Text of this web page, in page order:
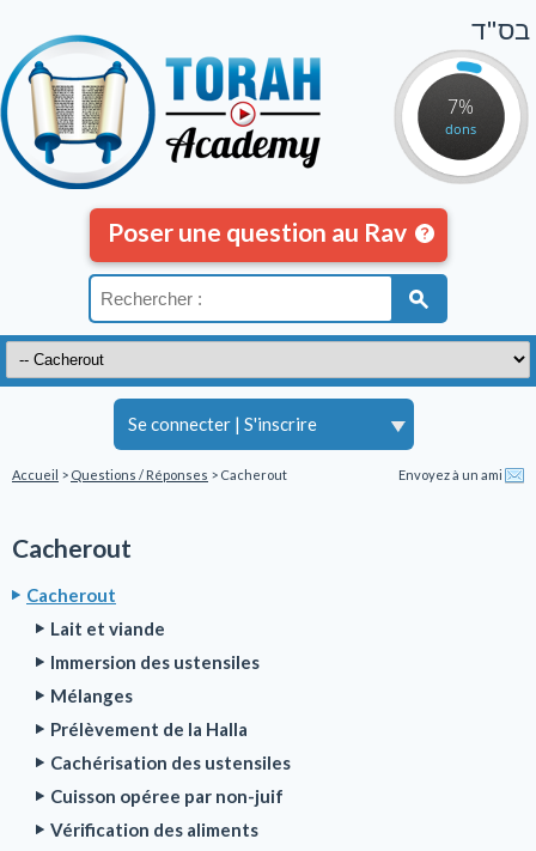
7%
dons
Se connecter | S'inscrire
בס"ד
Poser une question au Rav
Accueil > Questions / Réponses > Cacherout Envoyez à un ami
Cacherout
Cacherout
Lait et viande
Immersion des ustensiles
Mélanges
Prélèvement de la Halla
Cachérisation des ustensiles
Cuisson opéree par non-juif
Vérification des aliments